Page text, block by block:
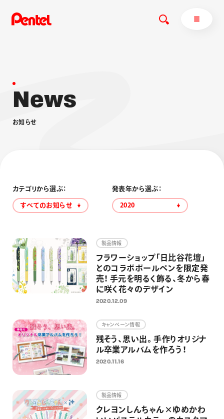
商品を探す
ブラッシュ（筆）
その他
採用情報
運営会社
News
お知 らせ
カテゴリから選ぶ：
すべてのお知らせ
発表年から選ぶ：
2020
製品情報
フラワーショップ「日比谷花壇」
とのコラボボールペンを限定発
売！ 手元を明るく飾る、冬から春
に咲く花々のデザイン
2020.12.09
キャンペーン情報
残そう、思い出。手作りオリジナ
ル卒業アルバムを作ろう！
2020.11.16
製品情報
クレヨンしんちゃん×ゆめかわ